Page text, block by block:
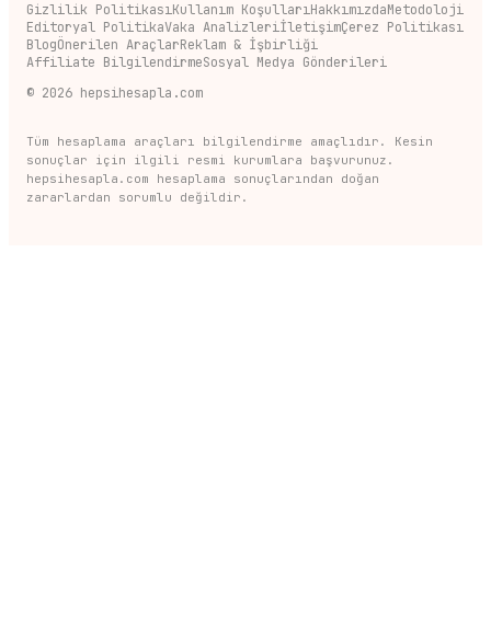
Gizlilik PolitikasıKullanım KoşullarıHakkımızdaMetodoloji
Editoryal PolitikaVaka AnalizleriİletişimÇerez Politikası
BlogÖnerilen AraçlarReklam & İşbirliği
Affiliate BilgilendirmeSosyal Medya Gönderileri
© 2026 hepsihesapla.com
Tüm hesaplama araçları bilgilendirme amaçlıdır. Kesin
sonuçlar için ilgili resmi kurumlara başvurunuz.
hepsihesapla.com hesaplama sonuçlarından doğan
zararlardan sorumlu değildir.